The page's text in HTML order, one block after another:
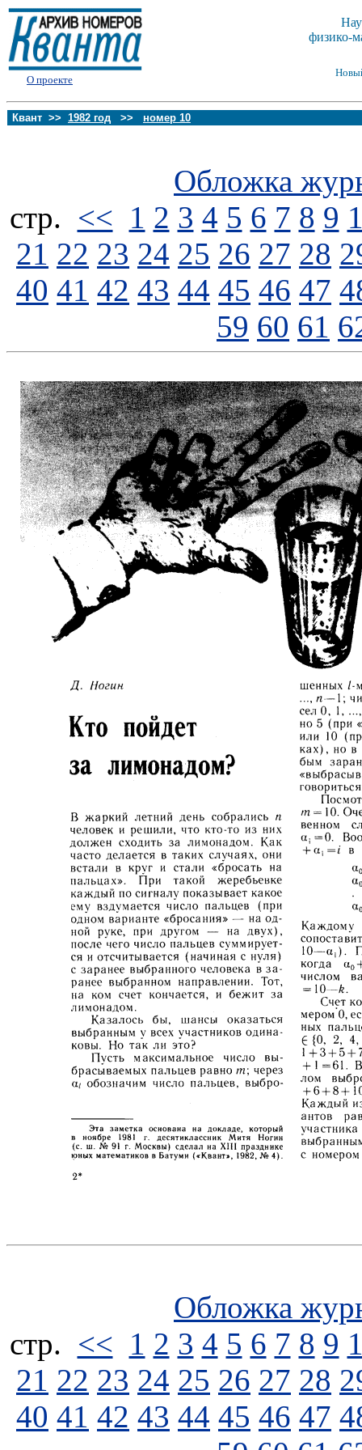
О проекте
физико-
Квант >> 1982 год >> номер 10
Обложка
стp. << 1 2 3 4 5 6 7 8 9
21 22 23 24 25 26 27 28
40 41 42 43 44 45 46 47
59 60 61
Обложка
стp. << 1 2 3 4 5 6 7 8 9
21 22 23 24 25 26 27 28
40 41 42 43 44 45 46 47